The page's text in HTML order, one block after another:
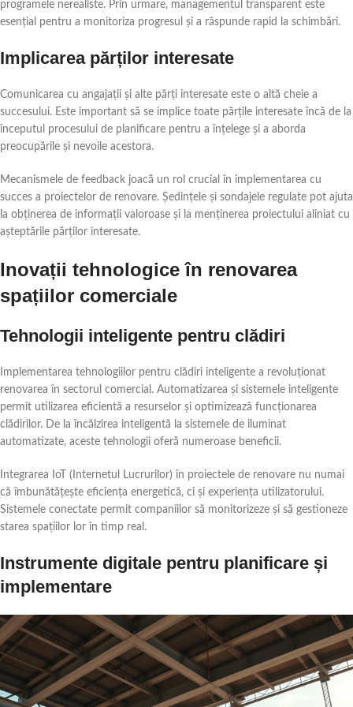
programele nerealiste. Prin urmare, managementul transparent este
esențial pentru a monitoriza progresul și a răspunde rapid la schimbări.
Implicarea părților interesate
Comunicarea cu angajații și alte părți interesate este o altă cheie a
succesului. Este important să se implice toate părțile interesate încă de la
începutul procesului de planificare pentru a înțelege și a aborda
preocupările și nevoile acestora.
Mecanismele de feedback joacă un rol crucial în implementarea cu
succes a proiectelor de renovare. Ședințele și sondajele regulate pot ajuta
la obținerea de informații valoroase și la menținerea proiectului aliniat cu
așteptările părților interesate.
Inovații tehnologice în renovarea
spațiilor comerciale
Tehnologii inteligente pentru clădiri
Implementarea tehnologiilor pentru clădiri inteligente a revoluționat
renovarea în sectorul comercial. Automatizarea și sistemele inteligente
permit utilizarea eficientă a resurselor și optimizează funcționarea
clădirilor. De la încălzirea inteligentă la sistemele de iluminat
automatizate, aceste tehnologii oferă numeroase beneficii.
Integrarea IoT (Internetul Lucrurilor) în proiectele de renovare nu numai
că îmbunătățește eficiența energetică, ci și experiența utilizatorului.
Sistemele conectate permit companiilor să monitorizeze și să gestioneze
starea spațiilor lor în timp real.
Instrumente digitale pentru planificare și
implementare